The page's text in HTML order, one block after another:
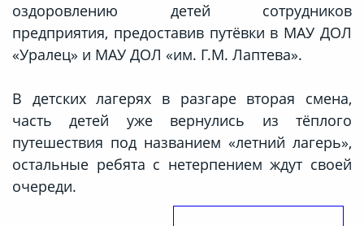
оздоровлению детей сотрудников
предприятия, предоставив путёвки в МАУ ДОЛ
«Уралец» и МАУ ДОЛ «им. Г.М. Лаптева».
В детских лагерях в разгаре вторая смена,
часть детей уже вернулись из тёплого
путешествия под названием «летний лагерь»,
остальные ребята с нетерпением ждут своей
очереди.